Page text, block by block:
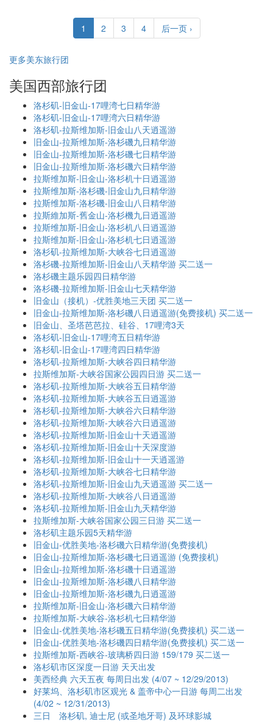
1 2 3 4 后一页 ›
更多美东旅行团
美国西部旅行团
洛杉矶-旧金山-17哩湾七日精华游
洛杉矶-旧金山-17哩湾六日精华游
洛杉矶-拉斯维加斯-旧金山八天逍遥游
旧金山-拉斯维加斯-洛杉磯九日精华游
旧金山-拉斯维加斯-洛杉磯七日精华游
旧金山-拉斯维加斯-洛杉磯六日精华游
拉斯维加斯-旧金山-洛杉机十日逍遥游
拉斯维加斯-洛杉磯-旧金山九日精华游
拉斯维加斯-洛杉磯-旧金山八日精华游
拉斯維加斯-舊金山-洛杉機九日逍遥游
拉斯维加斯-旧金山-洛杉机八日逍遥游
拉斯维加斯-旧金山-洛杉机七日逍遥游
洛杉矶-拉斯维加斯-大峡谷七日逍遥游
洛杉磯-拉斯维加斯-旧金山八天精华游 买二送一
洛杉磯主题乐园四日精华游
洛杉磯-拉斯维加斯-旧金山七天精华游
旧金山（接机）-优胜美地三天团 买二送一
旧金山-拉斯维加斯-洛杉磯八日逍遥游(免费接机) 买二送一
旧金山、圣塔芭芭拉、硅谷、17哩湾3天
洛杉矶-旧金山-17哩湾五日精华游
洛杉矶-旧金山-17哩湾四日精华游
洛杉矶-拉斯维加斯-大峡谷四日精华游
拉斯维加斯-大峡谷国家公园四日游 买二送一
洛杉矶-拉斯维加斯-大峡谷五日精华游
洛杉矶-拉斯维加斯-大峡谷五日逍遥游
洛杉矶-拉斯维加斯-大峡谷六日精华游
洛杉矶-拉斯维加斯-大峡谷六日逍遥游
洛杉矶-拉斯维加斯-旧金山十天逍遥游
洛杉矶-拉斯维加斯-旧金山十天深度游
洛杉矶-拉斯维加斯-旧金山十一天逍遥游
洛杉矶-拉斯维加斯-大峡谷七日精华游
洛杉矶-拉斯维加斯-旧金山九天逍遥游 买二送一
洛杉矶-拉斯维加斯-大峡谷八日逍遥游
洛杉矶-拉斯维加斯-旧金山九天精华游
拉斯维加斯-大峡谷国家公园三日游 买二送一
洛杉矶主题乐园5天精华游
旧金山-优胜美地-洛杉磯六日精华游(免费接机)
旧金山-拉斯维加斯-洛杉磯七日逍遥游 (免费接机)
旧金山-拉斯维加斯-洛杉磯十日逍遥游
旧金山-拉斯维加斯-洛杉磯八日精华游
旧金山-拉斯维加斯-洛杉磯九日逍遥游
拉斯维加斯-旧金山-洛杉磯六日精华游
拉斯维加斯-大峡谷-洛杉机七日精华游
旧金山-优胜美地-洛杉磯五日精华游(免费接机) 买二送一
旧金山-优胜美地-洛杉磯四日精华游(免费接机) 买二送一
拉斯维加斯-西峡谷-玻璃桥四日游 159/179 买二送一
洛杉矶市区深度一日游 天天出发
美西经典 六天五夜 每周日出发 (4/07 ~ 12/29/2013)
好莱坞、洛杉矶市区观光 & 盖帝中心一日游 每周二出发
(4/02 ~ 12/31/2013)
三日 洛杉矶, 迪士尼 (或圣地牙哥) 及环球影城